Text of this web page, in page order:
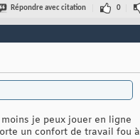
Répondre avec citation 0
je peux jouer en ligne
un confort de travail fou à